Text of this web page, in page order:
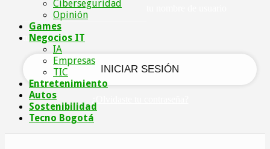
Ciberseguridad
Opinión
Games
Negocios IT
IA
Empresas
TIC
Entretenimiento
Autos
Sostenibilidad
Tecno Bogotá
tu contraseña